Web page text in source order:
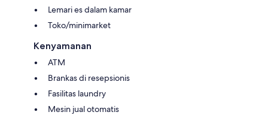
Lemari es dalam kamar
Toko/minimarket
Kenyamanan
ATM
Brankas di resepsionis
Fasilitas laundry
Mesin jual otomatis